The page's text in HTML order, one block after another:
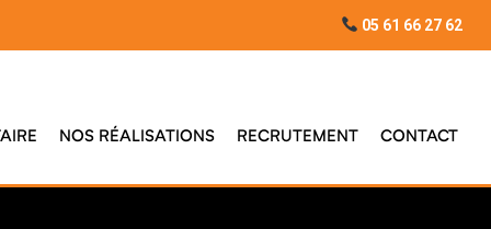
05 61 66 27 62
NOS RÉALISATIONS RECRUTEMENT CONTACT